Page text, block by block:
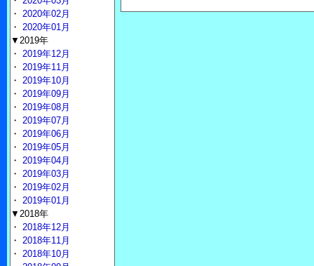
・ 2020年02月
・ 2020年01月
▼2019年
・ 2019年12月
・ 2019年11月
・ 2019年10月
・ 2019年09月
・ 2019年08月
・ 2019年07月
・ 2019年06月
・ 2019年05月
・ 2019年04月
・ 2019年03月
・ 2019年02月
・ 2019年01月
▼2018年
・ 2018年12月
・ 2018年11月
・ 2018年10月